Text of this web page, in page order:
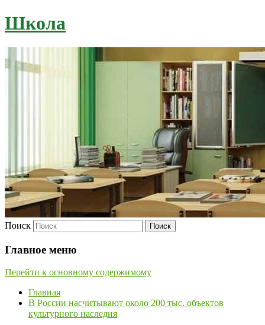
Школа
Поиск
Главное меню
Перейти к основному содержимому
Главная
В России насчитывают около 200 тыс. объектов
культурного наследия